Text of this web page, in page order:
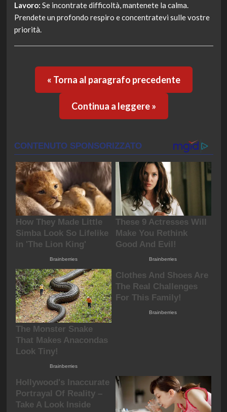
Lavoro: Se incontrate difficoltà, mantenete la calma.
Prendete un profondo respiro e concentratevi sulle vostre
priorità.
« Torna al paragrafo precedente
Continua a leggere »